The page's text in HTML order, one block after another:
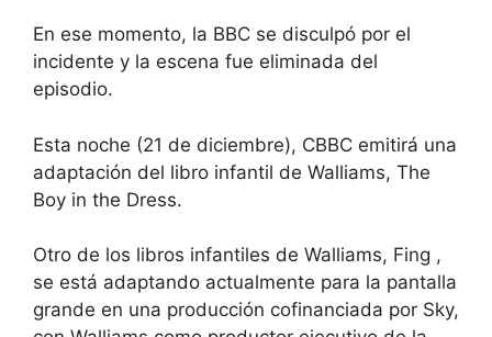
En ese momento, la BBC se disculpó por el
incidente y la escena fue eliminada del
episodio.
Esta noche (21 de diciembre), CBBC emitirá una
adaptación del libro infantil de Walliams, The
Boy in the Dress.
Otro de los libros infantiles de Walliams, Fing ,
se está adaptando actualmente para la pantalla
grande en una producción cofinanciada por Sky,